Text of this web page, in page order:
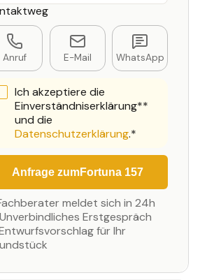
Anruf E-Mail WhatsApp
Ich akzeptiere die
Einverständniserklärung**
und die
Datenschutzerklärung.*
Anfrage zumFortuna 157
meldet sich in 24h
Unverbindliches Erstgespräch
für Ihr